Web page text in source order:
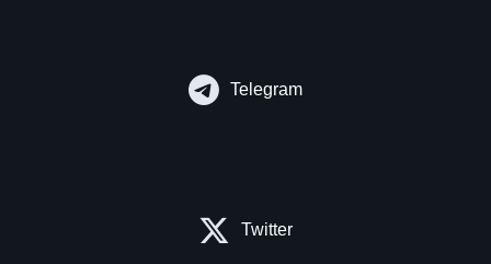
Telegram
Twitter